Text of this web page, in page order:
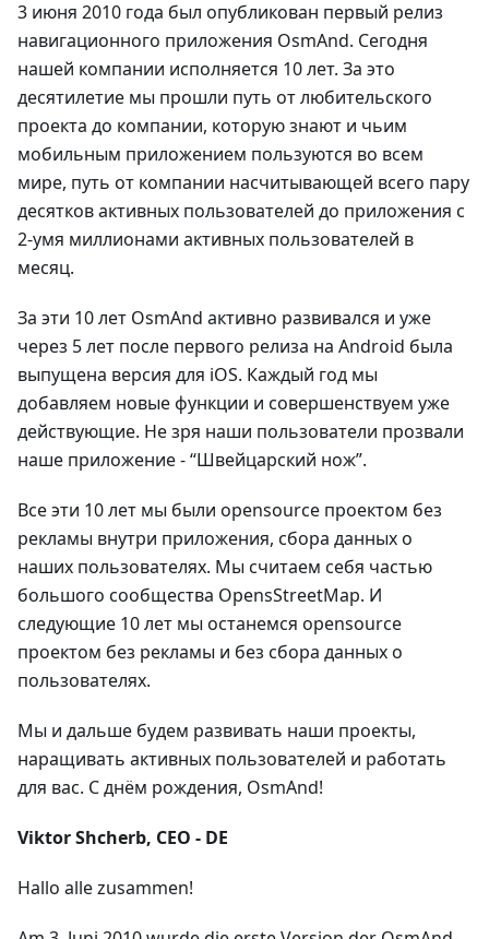
3 июня 2010 года был опубликован первый релиз
навигационного приложения OsmAnd. Сегодня
нашей компании исполняется 10 лет. За это
десятилетие мы прошли путь от любительского
проекта до компании, которую знают и чьим
мобильным приложением пользуются во всем
мире, путь от компании насчитывающей всего пару
десятков активных пользователей до приложения с
2-умя миллионами активных пользователей в
месяц.
За эти 10 лет OsmAnd активно развивался и уже
через 5 лет после первого релиза на Android была
выпущена версия для iOS. Каждый год мы
добавляем новые функции и совершенствуем уже
действующие. Не зря наши пользователи прозвали
наше приложение - “Швейцарский нож”.
Все эти 10 лет мы были opensource проектом без
рекламы внутри приложения, сбора данных о
наших пользователях. Мы считаем себя частью
большого сообщества OpensStreetMap. И
следующие 10 лет мы останемся opensource
проектом без рекламы и без сбора данных о
пользователях.
Мы и дальше будем развивать наши проекты,
наращивать активных пользователей и работать
для вас. С днём рождения, OsmAnd!
Viktor Shcherb, CEO - DE
Hallo alle zusammen!